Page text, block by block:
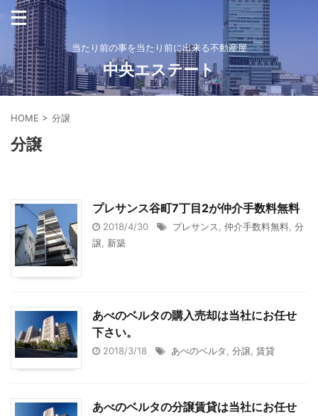
当たり前の事を当たり前に出来る不動産屋
中央エステート
HOME > 分譲
分譲
プレサンス谷町7丁目2が仲介手数料無料
2018/4/30 プレサンス 仲介手数料無料 分
譲 新築
あべのベルタの購入売却は当社にお任せ
下さい。
2018/3/18 あべのベルタ 分譲 賃貸
あべのベルタの分譲賃貸は当社にお任せ